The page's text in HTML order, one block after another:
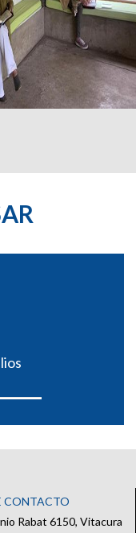
CONTACTO
Rabat 6150, Vitacura